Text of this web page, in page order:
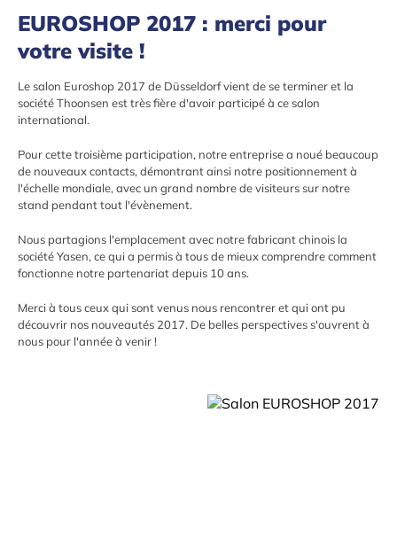
EUROSHOP 2017 : merci pour
votre visite !
Le salon Euroshop 2017 de Düsseldorf vient de se terminer et la
société Thoonsen est très fière d'avoir participé à ce salon
international.
Pour cette troisième participation, notre entreprise a noué beaucoup
de nouveaux contacts, démontrant ainsi notre positionnement à
l'échelle mondiale, avec un grand nombre de visiteurs sur notre
stand pendant tout l'évènement.
Nous partagions l'emplacement avec notre fabricant chinois la
société Yasen, ce qui a permis à tous de mieux comprendre comment
fonctionne notre partenariat depuis 10 ans.
Merci à tous ceux qui sont venus nous rencontrer et qui ont pu
découvrir nos nouveautés 2017. De belles perspectives s'ouvrent à
nous pour l'année à venir !